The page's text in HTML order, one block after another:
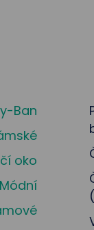
Ban
oko
Módní